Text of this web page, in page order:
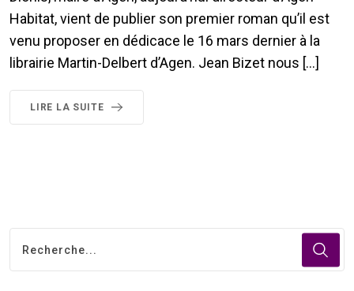
Habitat, vient de publier son premier roman qu’il est
venu proposer en dédicace le 16 mars dernier à la
librairie Martin-Delbert d’Agen. Jean Bizet nous […]
LIRE LA SUITE